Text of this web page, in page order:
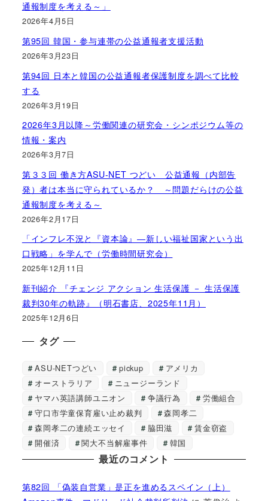
通報制度を考える～」
2026年4月5日
第95回 韓国・参与連帯の公益通報者支援活動
2026年3月23日
第94回 日本と韓国の公益通報者保護制度を調べて比較
する
2026年3月19日
2026年3月以降～労働関連の研究会・シンポジウム等の
情報・案内
2026年3月7日
第３３回 働き方ASU-NET つどい 公益通報（内部告
発）者は本当に守られているか？ ～問題だらけの公益
通報制度を考える～
2026年2月17日
「インフレ不況と『資本論』―新しい福祉国家という出
口戦略」を学んで（労働時間研究会）
2025年12月11日
新刊紹介 『チェンジ アクション 生活保護 － 生活保護
裁判30年の軌跡』（明石書店、2025年11月）
2025年12月6日
タグ
ASU-NETつどい pickup
アメリカ
オーストラリア
ニュージーランド
ヤマハ英語講師ユニオン
争議行為
労働組合
守口市学童保育雇い止め裁判
森岡孝二
森岡孝二の連続エッセイ
脇田滋
賃金窃盗
開催済
関大不当解雇事件 韓国
最近のコメント
第82回 「偽装自営業」是正を進めるスペイン（上）